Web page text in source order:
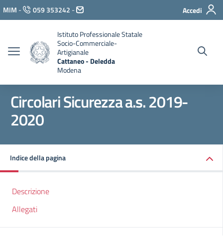
Vai ai contenuti
Vai al menu di navigazione
Vai al footer
MIM - 059 353242 - Accedi
Istituto Professionale Statale
Socio-Commerciale-
Artigianale
Cattaneo - Deledda
Modena
Circolari Sicurezza a.s. 2019-
2020
Indice della pagina
Descrizione
Allegati